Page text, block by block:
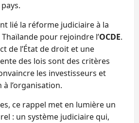
lié la réforme judiciaire à la
pour rejoindre l’OCDE.
de l’État de droit et une
des lois sont des critères
les investisseurs et
à l’organisation.
ce rappel met en lumière un
: un système judiciaire qui,